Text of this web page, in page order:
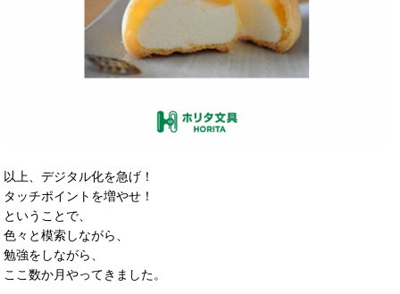
以上、デジタル化を急げ！
タッチポイントを増やせ！
ということで、
色々と模索しながら、
勉強をしながら、
ここ数か月やってきました。